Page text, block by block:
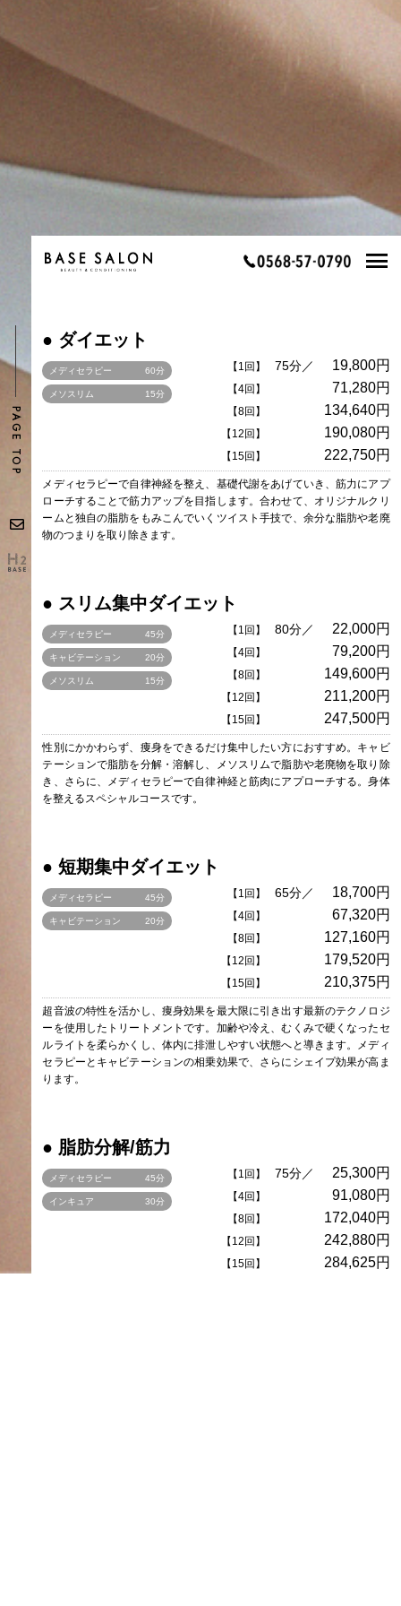
● ダイエット
メディセラピー 60分
メソスリム 15分
【1回】 75分／ 19,800円
【4回】 71,280円
【8回】 134,640円
【12回】 190,080円
【15回】 222,750円
メディセラピーで自律神経を整え、基礎代謝をあげていき、筋力にアプ
ローチすることで筋力アップを目指します。合わせて、オリジナルクリ
ームと独自の脂肪をもみこんでいくツイスト手技で、余分な脂肪や老廃
物のつまりを取り除きます。
● スリム集中ダイエット
メディセラピー 45分
キャビテーション 20分
メソスリム 15分
【1回】 80分／ 22,000円
【4回】 79,200円
【8回】 149,600円
【12回】 211,200円
【15回】 247,500円
性別にかかわらず、痩身をできるだけ集中したい方におすすめ。キャビ
テーションで脂肪を分解・溶解し、メソスリムで脂肪や老廃物を取り除
き、さらに、メディセラピーで自律神経と筋肉にアプローチする。身体
を整えるスペシャルコースです。
● 短期集中ダイエット
メディセラピー 45分
キャビテーション 20分
【1回】 65分／ 18,700円
【4回】 67,320円
【8回】 127,160円
【12回】 179,520円
【15回】 210,375円
超音波の特性を活かし、痩身効果を最大限に引き出す最新のテクノロジ
ーを使用したトリートメントです。加齢や冷え、むくみで硬くなったセ
ルライトを柔らかくし、体内に排泄しやすい状態へと導きます。メディ
セラピーとキャビテーションの相乗効果で、さらにシェイプ効果が高ま
ります。
● 脂肪分解/筋力
メディセラピー 45分
インキュア 30分
【1回】 75分／ 25,300円
【4回】 91,080円
【8回】 172,040円
【12回】 242,880円
【15回】 284,625円
PAGE TOP